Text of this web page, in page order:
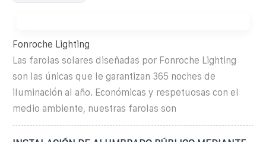
Fonroche Lighting
Las farolas solares diseñadas por Fonroche Lighting
son las únicas que le garantizan 365 noches de
iluminación al año. Económicas y respetuosas con el
medio ambiente, nuestras farolas son